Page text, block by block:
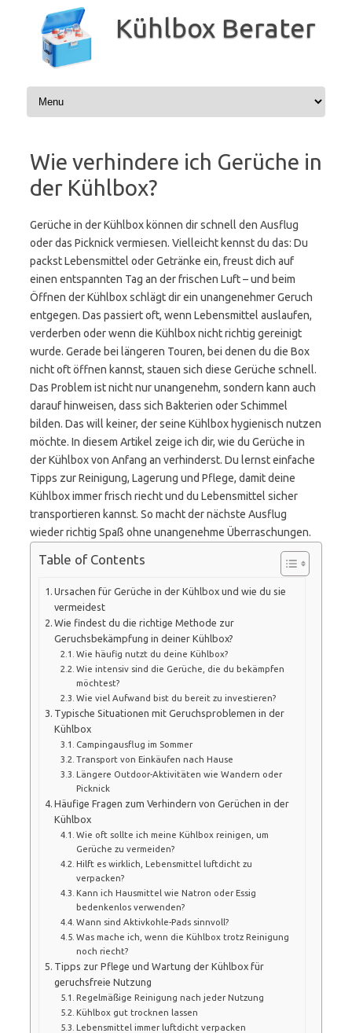
springen
Kühlbox Berater
Wie verhindere ich Gerüche in
der Kühlbox?
Gerüche in der Kühlbox können dir schnell den Ausflug
oder das Picknick vermiesen. Vielleicht kennst du das: Du
packst Lebensmittel oder Getränke ein, freust dich auf
einen entspannten Tag an der frischen Luft – und beim
Öffnen der Kühlbox schlägt dir ein unangenehmer Geruch
entgegen. Das passiert oft, wenn Lebensmittel auslaufen,
verderben oder wenn die Kühlbox nicht richtig gereinigt
wurde. Gerade bei längeren Touren, bei denen du die Box
nicht oft öffnen kannst, stauen sich diese Gerüche schnell.
Das Problem ist nicht nur unangenehm, sondern kann auch
darauf hinweisen, dass sich Bakterien oder Schimmel
bilden. Das will keiner, der seine Kühlbox hygienisch nutzen
möchte. In diesem Artikel zeige ich dir, wie du Gerüche in
der Kühlbox von Anfang an verhinderst. Du lernst einfache
Tipps zur Reinigung, Lagerung und Pflege, damit deine
Kühlbox immer frisch riecht und du Lebensmittel sicher
transportieren kannst. So macht der nächste Ausflug
wieder richtig Spaß ohne unangenehme Überraschungen.
Table of Contents
Ursachen für Gerüche in der Kühlbox und wie du sie
vermeidest
Wie findest du die richtige Methode zur
Geruchsbekämpfung in deiner Kühlbox?
Wie häufig nutzt du deine Kühlbox?
Wie intensiv sind die Gerüche, die du bekämpfen
möchtest?
Wie viel Aufwand bist du bereit zu investieren?
Typische Situationen mit Geruchsproblemen in der
Kühlbox
Campingausflug im Sommer
Transport von Einkäufen nach Hause
Längere Outdoor-Aktivitäten wie Wandern oder
Picknick
Häufige Fragen zum Verhindern von Gerüchen in der
Kühlbox
Wie oft sollte ich meine Kühlbox reinigen, um
Gerüche zu vermeiden?
Hilft es wirklich, Lebensmittel luftdicht zu
verpacken?
Kann ich Hausmittel wie Natron oder Essig
bedenkenlos verwenden?
Wann sind Aktivkohle-Pads sinnvoll?
Was mache ich, wenn die Kühlbox trotz Reinigung
noch riecht?
Tipps zur Pflege und Wartung der Kühlbox für
geruchsfreie Nutzung
Regelmäßige Reinigung nach jeder Nutzung
Kühlbox gut trocknen lassen
Lebensmittel immer luftdicht verpacken